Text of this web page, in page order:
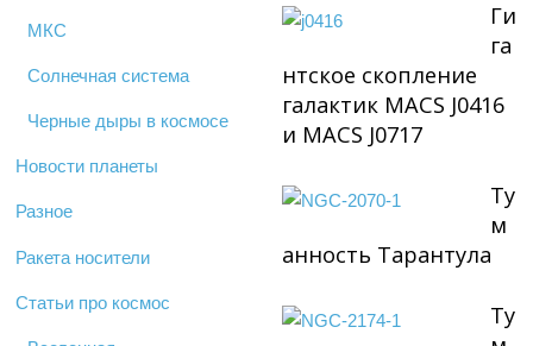
МКС
Солнечная система
Черные дыры в космосе
Новости планеты
Разное
Ракета носители
Статьи про космос
Ги
га
нтское скопление
галактик MACS J0416
и MACS J0717
Ту
м
анность Тарантула
Ту